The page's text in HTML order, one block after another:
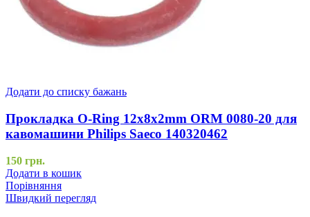
Додати до списку бажань
Прокладка O-Ring 12x8x2mm ORM 0080-20 для
кавомашини Philips Saeco 140320462
150 грн.
Додати в кошик
Порівняння
Швидкий перегляд